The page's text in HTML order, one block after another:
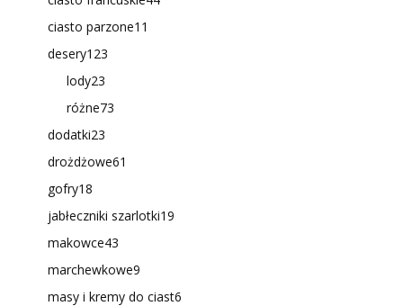
ciasto parzone11
desery123
lody23
różne73
dodatki23
drożdżowe61
gofry18
jabłeczniki szarlotki19
makowce43
marchewkowe9
masy i kremy do ciast6